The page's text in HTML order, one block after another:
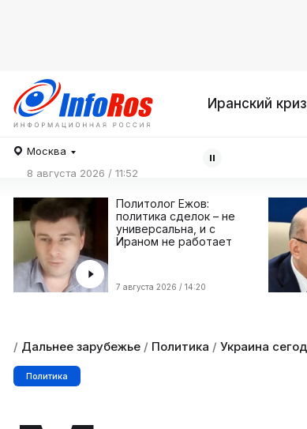
Иранский
Москва
8 августа 2026 / 11:52
Политолог Ежов:
политика сделок – не
универсальна, и с
Ираном не работает
7 августа 2026 / 14:20
/ Дальнее зарубежье / Политика / Украина
Политика